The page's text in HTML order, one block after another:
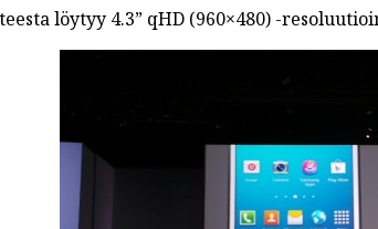
löytyy 4.3” qHD (960×480) -